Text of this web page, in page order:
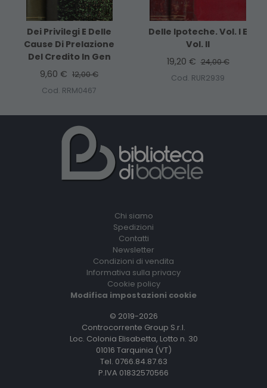
Dei Privilegi E Delle
Cause Di Prelazione
Del Credito In Gen
9,60 € 12,00 €
Cod. RRM0467
Delle Ipoteche. Vol. I E
Vol. II
19,20 € 24,00 €
Cod. RUR2939
Chi siamo
Spedizioni
Contatti
Newsletter
Condizioni di vendita
Informativa sulla privacy
Cookie policy
Modifica impostazioni cookie
© 2019-2026
Controcorrente Group S.r.l.
Loc. Colonia Elisabetta, Lotto n. 30
01016 Tarquinia (VT)
Tel. 0766.84.87.63
P.IVA 01832570566